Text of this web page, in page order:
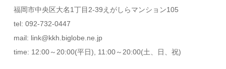
福岡市中央区大名1丁目2-39えがしらマンション105
tel: 092-732-0447
mail: link@kkh.biglobe.ne.jp
time: 12:00～20:00(平日), 11:00～20:00(土、日、祝)